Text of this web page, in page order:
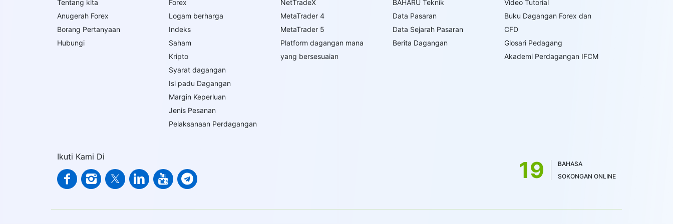
Tentang kita
Anugerah Forex
Borang Pertanyaan
Hubungi
Forex
Logam berharga
Indeks
Saham
Kripto
Syarat dagangan
Isi padu Dagangan
Margin Keperluan
Jenis Pesanan
Pelaksanaan Perdagangan
NetTradeX
MetaTrader 4
MetaTrader 5
Platform dagangan mana
yang bersesuaian
BAHARU Teknik
Data Pasaran
Data Sejarah Pasaran
Berita Dagangan
Video Tutorial
Buku Dagangan Forex dan
CFD
Glosari Pedagang
Akademi Perdagangan IFCM
Ikuti Kami Di 19
BAHASA
SOKONGAN ONLINE